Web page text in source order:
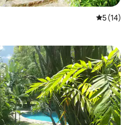
5 de uma
5 (14)